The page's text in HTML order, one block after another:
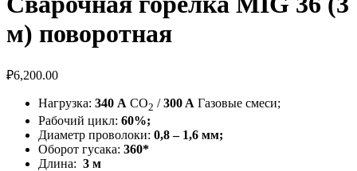
м) поворотная
₽6,200.00
Нагрузка: 340 А CO2 /300 A Газовые смеси;
Рабочий цикл: 60%;
Диаметр проволоки: 0,8 – 1,6 мм;
Оборот гусака: 360*
Длина: 3 м